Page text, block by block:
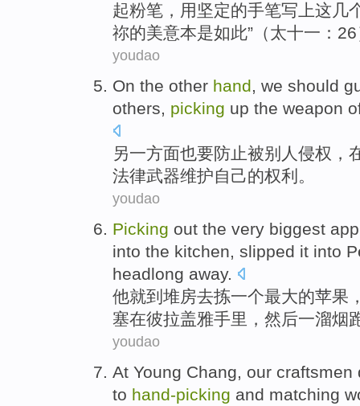
起粉笔 ， 用 坚定的手笔写上这 几
祢的美意本是如此”（太十一：
youdao
On the other hand, we should
others, picking up the weapon
另一方面也要防止被别人 侵权 ，
法律武器维护自己的权利。
youdao
Picking out the very biggest
into the kitchen, slipped it into
headlong away.
他就到 堆房去拣一个最大的苹果
塞在彼拉盖雅手里 ， 然后一溜烟
youdao
At Young Chang, our craftsmen
to hand-picking and matching